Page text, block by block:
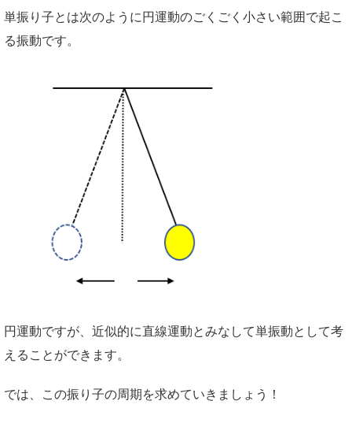
単振り子とは次のように円運動のごくごく小さい範囲で起こ
る振動です。
円運動ですが、近似的に直線運動とみなして単振動として考
えることができます。
では、この振り子の周期を求めていきましょう！